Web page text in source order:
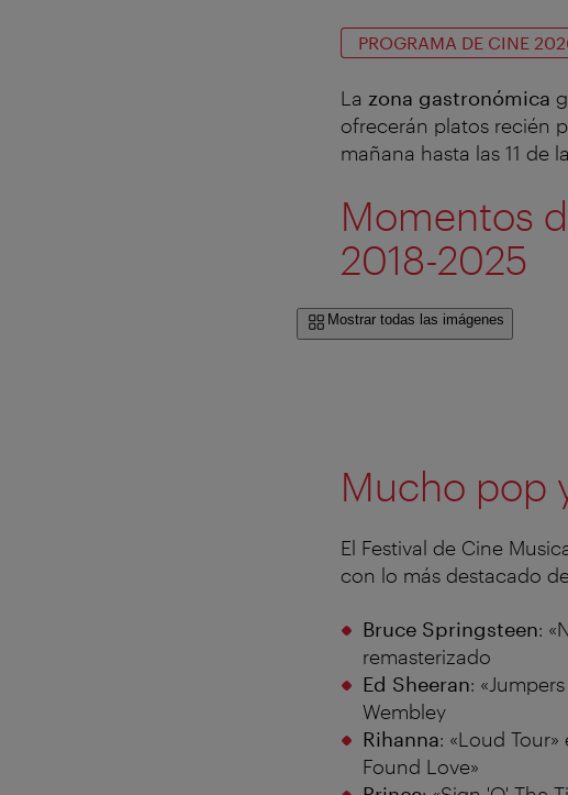
PROGRAMA DE CINE
La zona gastronómica
ofrecerán platos recién
mañana hasta las 11 de
Momentos
2018-2025
Mostrar todas las imágenes
Mucho pop
El Festival de Cine
con lo más destacado
Bruce Springsteen:
remasterizado
Ed Sheeran:
Wembley
Rihanna: «Loud
Found Love»